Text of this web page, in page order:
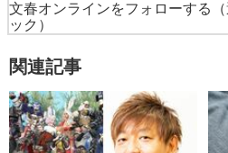
文春オンラインをフォローする
ック）
関連記事